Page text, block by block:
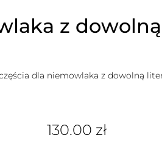
z
dla niemowlaka z dowolną
130.00 zł